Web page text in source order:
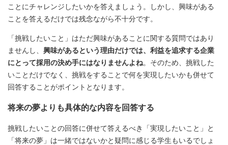
ことにチャレンジしたいかを答えましょう。しかし、興味がある
ことを答えるだけでは残念ながら不十分です。
「挑戦したいこと」はただ興味があることに関する質問ではあり
ませんし、 興味があるという理由だけでは、利益を追求する企業
にとって採用の決め手にはなりませんよね。そのため、挑戦した
いことだけでなく、挑戦をすることで何を実現したいかも併せて
回答することがポイントとなります。
将来の夢よりも具体的な内容を回答する
挑戦したいことの回答に併せて答えるべき「実現したいこと」と
「将来の夢」は一緒ではないかと疑問に感じる学生もいるでしょ